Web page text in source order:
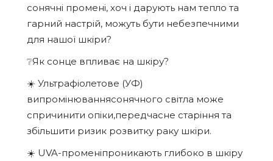
сонячні промені, хоч і дарують нам тепло та
гарний настрій, можуть бути небезпечними
для нашої шкіри?
❔Як сонце впливає на шкіру?
☀️ Ультрафіолетове (УФ)
випромінюваннясонячного світла може
спричинити опіки,передчасне старіння та
збільшити ризик розвитку раку шкіри.
☀️ UVA-променіпроникають глибоко в шкіру